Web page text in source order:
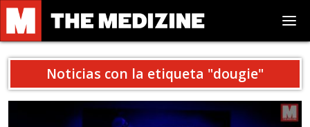
Noticias con la etiqueta "dougie"